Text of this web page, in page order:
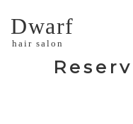
Dwarf
hair salon